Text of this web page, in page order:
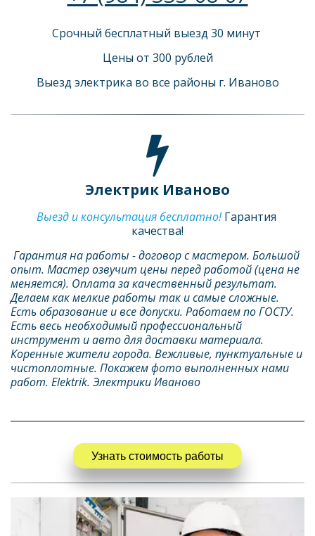
Срочный бесплатный выезд 30 минут
Цены от 300 рублей
Выезд электрика во все районы г. Иваново
Электрик Иваново
Выезд и консультация бесплатно! Гарантия
качества!
Гарантия на работы - договор с мастером. Большой
опыт. Мастер озвучит цены перед работой (цена не
меняется). Оплата за качественный результат.
Делаем как мелкие работы так и самые сложные.
Есть образование и все допуски. Работаем по ГОСТУ.
Есть весь необходимый профессиональный
инструмент и авто для доставки материала.
Коренные жители города. Вежливые, пунктуальные и
чистоплотные. Покажем фото выполненных нами
работ. Elektrik. Электрики Иваново
Узнать стоимость работы